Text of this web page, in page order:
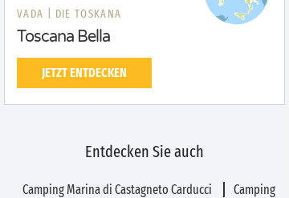
VADA | DIE TOSKANA
Toscana Bella
JETZT ENTDECKEN
Entdecken Sie auch
Camping Marina di Castagneto Carducci
Camping